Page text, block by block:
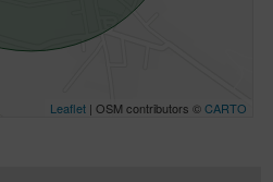
Leaflet| OSM contributors ©CARTO